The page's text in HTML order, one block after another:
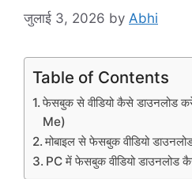
जुलाई 3, 2026 by Abhi
Table of Contents
फेसबुक से वीडियो कैसे डाउनलोड
Me)
मोबाइल से फेसबुक वीडियो
PC में फेसबुक वीडियो डाउनलोड